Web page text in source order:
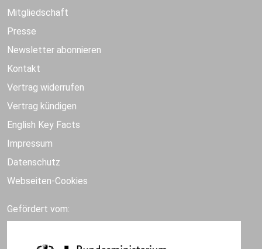
Mitgliedschaft
Presse
Newsletter abonnieren
Kontakt
Vertrag widerrufen
Vertrag kündigen
English Key Facts
Impressum
Datenschutz
Webseiten-Cookies
Gefördert vom: